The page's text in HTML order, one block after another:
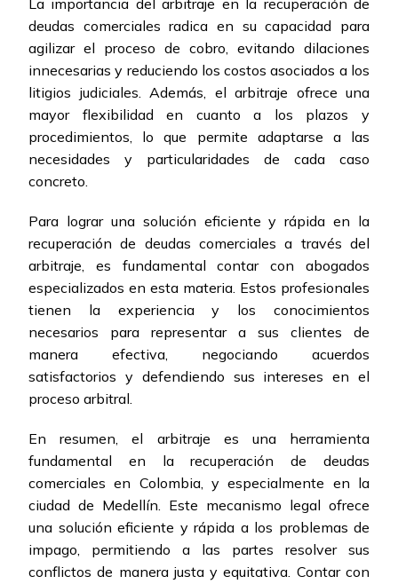
La importancia del arbitraje en la recuperación de
deudas comerciales radica en su capacidad para
agilizar el proceso de cobro, evitando dilaciones
innecesarias y reduciendo los costos asociados a los
litigios judiciales. Además, el arbitraje ofrece una
mayor flexibilidad en cuanto a los plazos y
procedimientos, lo que permite adaptarse a las
necesidades y particularidades de cada caso
concreto.
Para lograr una solución eficiente y rápida en la
recuperación de deudas comerciales a través del
arbitraje, es fundamental contar con abogados
especializados en esta materia. Estos profesionales
tienen la experiencia y los conocimientos
necesarios para representar a sus clientes de
manera efectiva, negociando acuerdos
satisfactorios y defendiendo sus intereses en el
proceso arbitral.
En resumen, el arbitraje es una herramienta
fundamental en la recuperación de deudas
comerciales en Colombia, y especialmente en la
ciudad de Medellín. Este mecanismo legal ofrece
una solución eficiente y rápida a los problemas de
impago, permitiendo a las partes resolver sus
conflictos de manera justa y equitativa. Contar con